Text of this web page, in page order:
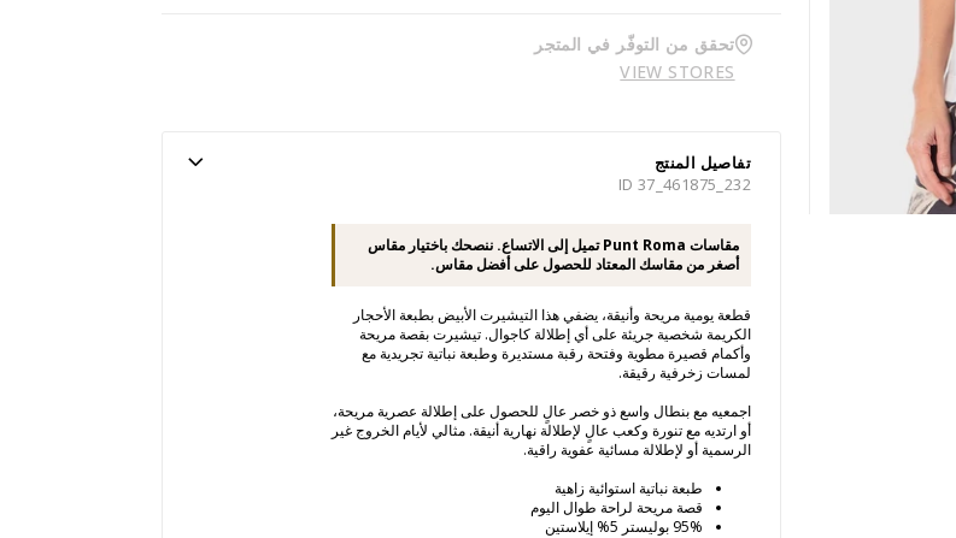
تحقق من التوفّر في المتجر
VIEW STORES
تفاصيل المنتج
ID 37_461875_232
مقاسات Punt Roma تميل إلى الاتساع. ننصحك باختيار مقاس
أصغر من مقاسك المعتاد للحصول على أفضل مقاس.
قطعة يومية مريحة وأنيقة، يضفي هذا التيشيرت الأبيض بطبعة الأحجار
الكريمة شخصية جريئة على أي إطلالة كاجوال. تيشيرت بقصة مريحة
وأكمام قصيرة مطوية وفتحة رقبة مستديرة وطبعة نباتية تجريدية مع
لمسات زخرفية رقيقة.
اجمعيه مع بنطال واسع ذو خصر عالٍ للحصول على إطلالة عصرية مريحة،
أو ارتديه مع تنورة وكعب عالٍ لإطلالة نهارية أنيقة. مثالي لأيام الخروج غير
الرسمية أو لإطلالة مسائية عفوية راقية.
طبعة نباتية استوائية زاهية
قصة مريحة لراحة طوال اليوم
95% بوليستر 5% إيلاستين